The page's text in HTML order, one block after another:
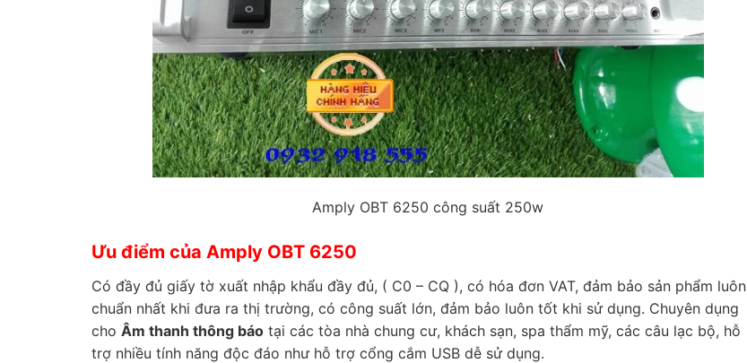
Amply OBT 6250 công suất 250w
Ưu điểm của Amply OBT 6250
Có đầy đủ giấy tờ xuất nhập khẩu đầy đủ, ( C0 – CQ ), có hóa đơn VAT, đảm bảo sản phẩm luôn
chuẩn nhất khi đưa ra thị trường, có công suất lớn, đảm bảo luôn tốt khi sử dụng. Chuyên dụng
cho Âm thanh thông báo tại các tòa nhà chung cư, khách sạn, spa thẩm mỹ, các câu lạc bộ, hỗ
trợ nhiều tính năng độc đáo như hỗ trợ cổng cắm USB dễ sử dụng.